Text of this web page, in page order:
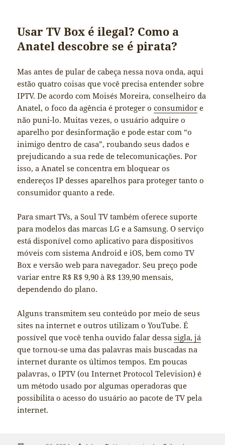
Usar TV Box é ilegal? Como a
Anatel descobre se é pirata?
Mas antes de pular de cabeça nessa nova onda, aqui
estão quatro coisas que você precisa entender sobre
IPTV. De acordo com Moisés Moreira, conselheiro da
Anatel, o foco da agência é proteger oconsumidor e
não puni-lo. Muitas vezes, o usuário adquire o
aparelho por desinformação e pode estar com “o
inimigo dentro de casa”, roubando seus dados e
prejudicando a sua rede de telecomunicações. Por
isso, a Anatel se concentra em bloquear os
endereços IP desses aparelhos para proteger tanto o
consumidor quanto a rede.
Para smart TVs, a Soul TV também oferece suporte
para modelos das marcas LG e a Samsung. O serviço
está disponível como aplicativo para dispositivos
móveis com sistema Android e iOS, bem como TV
Box e versão web para navegador. Seu preço pode
variar entre R$ R$ 9,90 à R$ 139,90 mensais,
dependendo do plano.
Alguns transmitem seu conteúdo por meio de seus
sites na internet e outros utilizam o YouTube. É
possível que você tenha ouvido falar dessasigla, já
que tornou-se uma das palavras mais buscadas na
internet durante os últimos tempos. Em poucas
palavras, o IPTV (ou Internet Protocol Television) é
um método usado por algumas operadoras que
possibilita o acesso do usuário ao pacote de TV pela
internet.